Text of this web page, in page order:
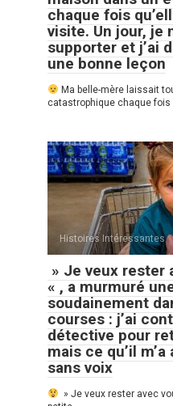
chaque fois
visite. Un jour, je
supporter et j’ai
une bonne leçon
Ma belle-mère laissait
catastrophique chaque fois
Histoires Intéressantes
» Je veux rester
« , a murmuré
soudainement
courses : j’ai
détective pour
mais ce qu’il
sans voix
» Je veux rester avec